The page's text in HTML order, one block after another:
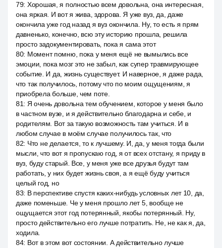
79: Хорошая, я полностью всем довольна, она интересная,
она яркая. И вот я жива, здорова. Я уже вуз, да, даже
окончила уже год назад я вуз окончила. Ну, то есть я прям
давненько, конечно, всю эту историю прошла, решила
просто задокументировать, пока я сама этот
80: Момент помню, пока у меня ещё не вымылись все
эмоции, пока мозг это не забыл, как супер травмирующее
событие. И да, жизнь существует. И наверное, я даже рада,
что так получилось, потому что по моим ощущениям, я
приобрела больше, чем поте.
81: Я очень довольна тем обучением, которое у меня было
в частном вузе, и я действительно благодарна и себе, и
родителям. Вот за такую возможность там учиться. И в
любом случае в моём случае получилось так, что
82: Что не делается, то к лучшему. И, да, у меня тогда были
мысли, что вот я пропускаю год, я от всех отстану, я приду в
вуз, буду старый. Все, у меня уже все друзья будут там
работать, у них будет жизнь своя, а я ещё буду учиться
целый год, но
83: В перспективе спустя каких-нибудь условных лет 10, да,
даже поменьше. Че у меня прошло лет 5, вообще не
ощущается этот год потерянный, якобы потерянный. Ну,
просто действительно его лучше потратить. Не, не как я, да,
ходила.
84: Вот в этом вот состоянии. А действительно лучше